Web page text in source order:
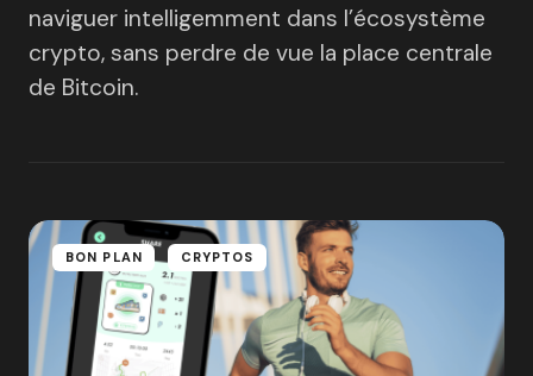
naviguer intelligemment dans l’écosystème
crypto, sans perdre de vue la place centrale
de Bitcoin.
BON PLAN CRYPTOS